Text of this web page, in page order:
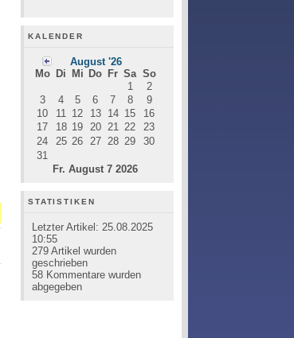
KALENDER
August '26
Mo
Di Mi Do Fr Sa So
Fr. August 7 2026
1
2
3
4 5 6 7 8
9
10
11 12 13 14 15
16
17
18 19 20 21 22
23
24
25 26 27 28 29
30
31
STATISTIKEN
Letzter Artikel: 25.08.2025
10:55
279Artikel wurden
geschrieben
58Kommentare wurden
abgegeben